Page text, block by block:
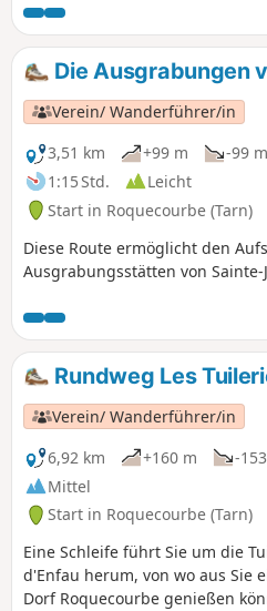
Tannen, Kiefern und Buchen,
Eschenheiden. Geringer
Höhenunterschied. Der größte
dieser Wanderung verläuft auf
markierten Wegen, auch wenn
Markierungen stößt. Beachten
nur, wenn sie in der
erwähnt werden.
Die Ausgrabungen
Verein/ Wanderführer/in
3,51 km
+99 m
-99 m
1:15 Std.
Leicht
Start in Roquecourbe (Tarn)
Diese Route ermöglicht den
Ausgrabungsstätten von Sainte-
Rundweg Les
Verein/ Wanderführer/in
6,92 km
+160 m -
Mittel
Start in Roquecourbe (Tarn)
Eine Schleife führt Sie um die
d'Enfau herum, von wo aus Sie
Dorf Roquecourbe genießen